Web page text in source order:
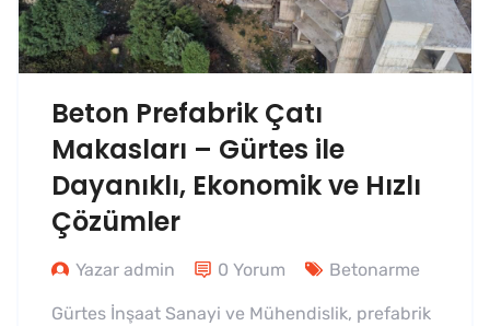
Beton Prefabrik Çatı
Makasları – Gürtes ile
Dayanıklı, Ekonomik ve Hızlı
Çözümler
Yazar admin 0 Yorum Betonarme
Gürtes İnşaat Sanayi ve Mühendislik, prefabrik